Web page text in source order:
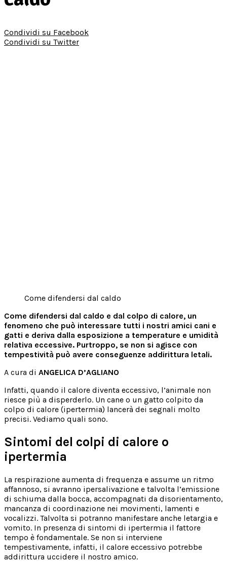
Condividi su Facebook
Condividi su Twitter
Come difendersi dal caldo
Come difendersi dal caldo e dal colpo di calore, un
fenomeno che può interessare tutti i nostri amici cani e
gatti e deriva dalla esposizione a temperature e umidità
relativa eccessive. Purtroppo, se non si agisce con
tempestività può avere conseguenze addirittura letali.
A cura di ANGELICA D’AGLIANO
Infatti, quando il calore diventa eccessivo, l’animale non
riesce più a disperderlo. Un cane o un gatto colpito da
colpo di calore (ipertermia) lancerà dei segnali molto
precisi. Vediamo quali sono.
Sintomi del colpi di calore o
ipertermia
La respirazione aumenta di frequenza e assume un ritmo
affannoso, si avranno ipersalivazione e talvolta l’emissione
di schiuma dalla bocca, accompagnati da disorientamento,
mancanza di coordinazione nei movimenti, lamenti e
vocalizzi. Talvolta si potranno manifestare anche letargia e
vomito. In presenza di sintomi di ipertermia il fattore
tempo è fondamentale. Se non si interviene
tempestivamente, infatti, il calore eccessivo potrebbe
addirittura uccidere il nostro amico.